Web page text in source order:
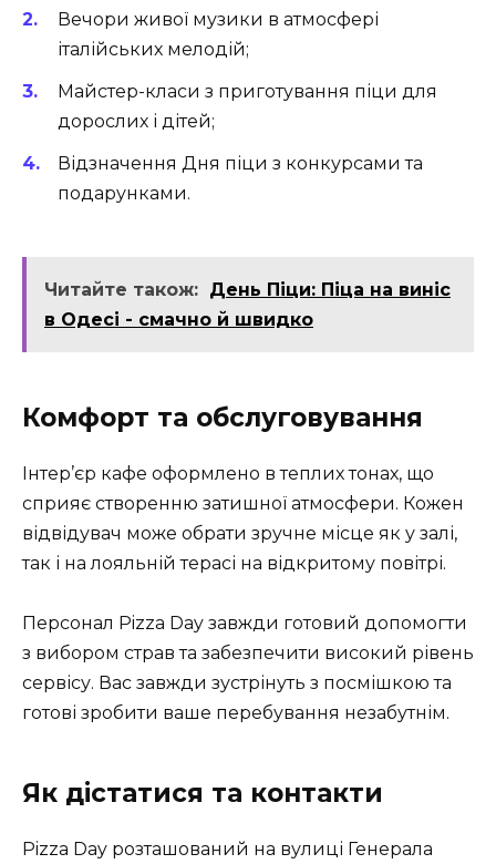
Вечори живої музики в атмосфері
італійських мелодій;
Майстер-класи з приготування піци для
дорослих і дітей;
Відзначення Дня піци з конкурсами та
подарунками.
Читайте також: День Піци: Піца на виніс
в Одесі - смачно й швидко
Комфорт та обслуговування
Інтер’єр кафе оформлено в теплих тонах, що
сприяє створенню затишної атмосфери. Кожен
відвідувач може обрати зручне місце як у залі,
так і на лояльній терасі на відкритому повітрі.
Персонал Pizza Day завжди готовий допомогти
з вибором страв та забезпечити високий рівень
сервісу. Вас завжди зустрінуть з посмішкою та
готові зробити ваше перебування незабутнім.
Як дістатися та контакти
Pizza Day розташований на вулиці Генерала